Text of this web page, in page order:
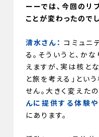
ーーでは、今回のリ
ことが変わったので
清水さん： コミュニ
る。そういうと、か
えますが、実は核と
と旅を考える」とい
せん。大きく変えた
んに提供する体験
にあります。